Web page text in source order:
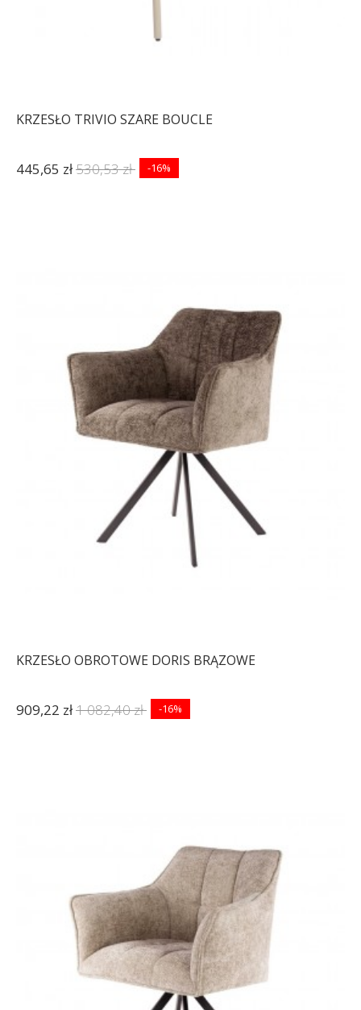
KRZESŁO TRIVIO SZARE BOUCLE
445,65 zł530,53 zł -16%
KRZESŁO OBROTOWE DORIS BRĄZOWE
909,22 zł1 082,40 zł -16%